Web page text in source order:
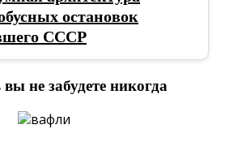
остановок
СССР
не забудете никогда